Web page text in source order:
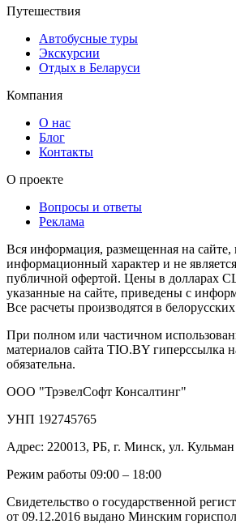
Путешествия
Автобусные туры
Экскурсии
Отдых в Беларуси
Компания
О нас
Блог
Контакты
О проекте
Вопросы и ответы
Реклама
Вся информация, размещенная на сайте,
информационный характер и не
публичной офертой. Цены в долларах
указанные на сайте, приведены с
Все расчеты производятся в
При полном или частичном
материалов сайта TIO.BY гиперссылка
обязательна.
ООО "ТрэвелСофт Консалтинг"
УНП 192745765
Адрес: 220013, РБ, г. Минск, ул. Кульман
Режим работы 09:00 – 18:00
Свидетельство о государственной
от 09.12.2016 выдано Минским